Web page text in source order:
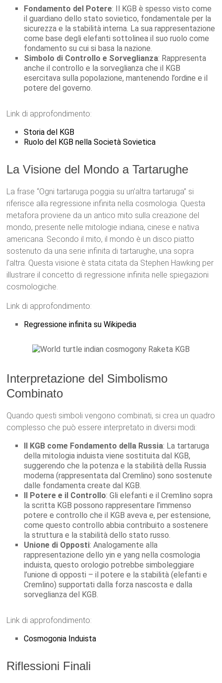
Fondamento del Potere: Il KGB è spesso visto come
il guardiano dello stato sovietico, fondamentale per la
sicurezza e la stabilità interna. La sua rappresentazione
come base degli elefanti sottolinea il suo ruolo come
fondamento su cui si basa la nazione.
Simbolo di Controllo e Sorveglianza: Rappresenta
anche il controllo e la sorveglianza che il KGB
esercitava sulla popolazione, mantenendo l’ordine e il
potere del governo.
Link di approfondimento:
Storia del KGB
Ruolo del KGB nella Società Sovietica
La Visione del Mondo a Tartarughe
La frase “Ogni tartaruga poggia su un’altra tartaruga” si
riferisce alla regressione infinita nella cosmologia. Questa
metafora proviene da un antico mito sulla creazione del
mondo, presente nelle mitologie indiana, cinese e nativa
americana. Secondo il mito, il mondo è un disco piatto
sostenuto da una serie infinita di tartarughe, una sopra
l’altra. Questa visione è stata citata da Stephen Hawking per
illustrare il concetto di regressione infinita nelle spiegazioni
cosmologiche.
Link di approfondimento:
Regressione infinita su Wikipedia
Interpretazione del Simbolismo
Combinato
Quando questi simboli vengono combinati, si crea un quadro
complesso che può essere interpretato in diversi modi:
Il KGB come Fondamento della Russia: La tartaruga
della mitologia induista viene sostituita dal KGB,
suggerendo che la potenza e la stabilità della Russia
moderna (rappresentata dal Cremlino) sono sostenute
dalle fondamenta create dal KGB.
Il Potere e il Controllo: Gli elefanti e il Cremlino sopra
la scritta KGB possono rappresentare l’immenso
potere e controllo che il KGB aveva e, per estensione,
come questo controllo abbia contribuito a sostenere
la struttura e la stabilità dello stato russo.
Unione di Opposti: Analogamente alla
rappresentazione dello yin e yang nella cosmologia
induista, questo orologio potrebbe simboleggiare
l’unione di opposti – il potere e la stabilità (elefanti e
Cremlino) supportati dalla forza nascosta e dalla
sorveglianza del KGB.
Link di approfondimento:
Cosmogonia Induista
Riflessioni Finali